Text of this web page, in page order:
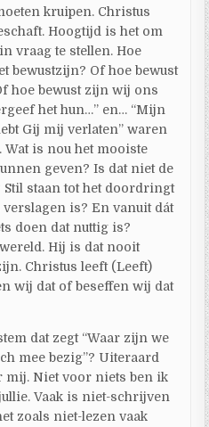
kruipen. Christus
Hoogtijd is het om
vraag te stellen. Hoe
bewustzijn? Of hoe bewust
hoe bewust zijn wij ons
het hun…” en… “Mijn
Gij mij verlaten” waren
Wat is nou het mooiste
geven? Is dat niet de
Stil staan tot het doordringt
is? En vanuit dát
doen dat nuttig is?
Hij is dat nooit
Christus leeft (Leeft)
wij dat of beseffen wij dat
dat zegt “Waar zijn we
mee bezig”? Uiteraard
mij. Niet voor niets ben ik
Vaak is niet-schrijven
zoals niet-lezen vaak